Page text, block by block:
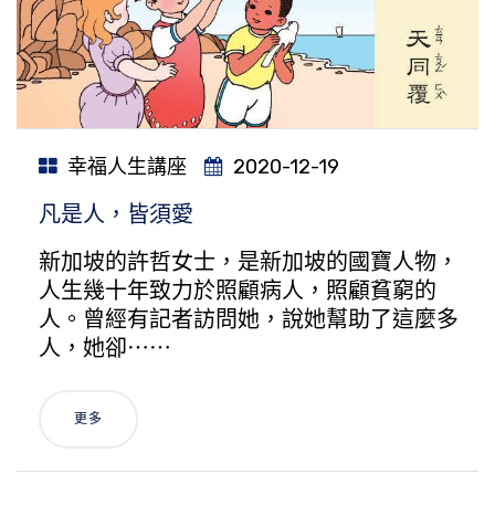
幸福人生講座 2020-12-19
凡是人，皆須愛
新加坡的許哲女士，是新加坡的國寶人物，
人生幾十年致力於照顧病人，照顧貧窮的
人。曾經有記者訪問她，說她幫助了這麼多
人，她卻⋯⋯
更多